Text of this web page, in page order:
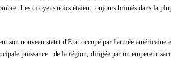
Les citoyens noirs étaient toujours brimés dans la
nouveau statut d'Etat occupé par l'armée
puissance de la région, dirigée par un empereur